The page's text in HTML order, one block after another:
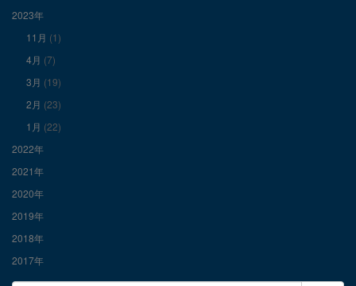
示
2023年
11月 (1)
4月 (7)
3月 (19)
2月 (23)
1月 (22)
2022年
2021年
2020年
2019年
2018年
2017年